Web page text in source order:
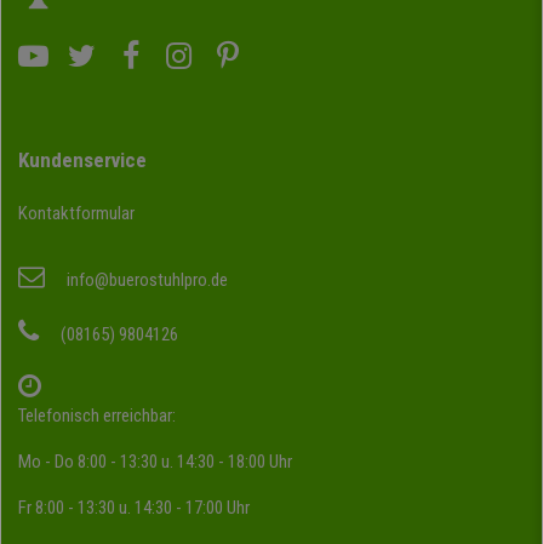
Kundenservice
Kontaktformular
info@buerostuhlpro.de
(08165) 9804126
Telefonisch erreichbar:
Mo - Do 8:00 - 13:30 u. 14:30 - 18:00 Uhr
Fr 8:00 - 13:30 u. 14:30 - 17:00 Uhr